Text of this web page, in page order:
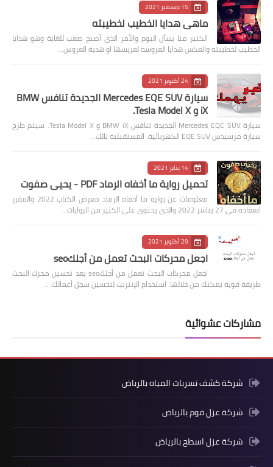
15 ديسمبر 2021
ماهى هدايا الخطيب لخطيبته
الكثير منا يسأل اليوم والأمر الذى أصبح صعب للغاية وهو هدايا
الخطيب لخطيبته والعكس هدايا العروسه لعريسها او هدية العروس…
24 أكتوبر 2021
سيارة Mercedes EQE SUV الجديدة تنافس BMW
iX و Tesla Model X.
سيارة Mercedes EQE SUV الجديدة تنافس BMW iX و Tesla Model X. سيتم طرح
سيارة مرسيدس EQE SUV الكهربائية. المستقبلية بالك…
14 يناير 2021
تحميل رواية ما أخفاه الرماد PDF - يحيى صفوت
معلومات عن رواية ما أخفاه الرماد معرض الكتاب 2022 والمقرر
انعقادة فى 27 يناسر 2022 والذى يحتوى على الكثير من الروايات…
29 أكتوبر 2021
اجعل محركات البحث تعمل من أجلكseo
اجعل محركات البحث تعمل من أجلكseo يعد تحسين محرك البحث
طريقة قوية يمكنك من خلالها. استخدام الإنترنت لتحسين سجل أعمالك.…
مشاركات عشوائية
شركة كشف تسربات المياه بالرياض
شركة عزل فوم بالرياض
شركة عزل اسطح بالرياض